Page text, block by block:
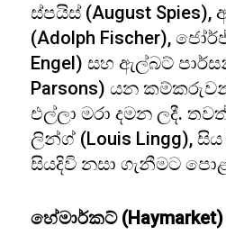
ස්පයිස් (August
(Adolph Fischer),
Engel) සහ ඇල්බට්
Parsons) යන
එල්ලා මරා දමන ලදී.
ලින්ග් (Louis Lingg), සිය
සියදිවි නසා ගැනීමට
හේමාර්කට්